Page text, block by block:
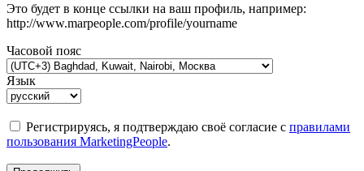
Это будет в конце ссылки на ваш профиль, например:
http://www.marpeople.com/profile/yourname
Часовой пояс
Язык
Регистрируясь, я подтверждаю своё согласие с правилами
пользования MarketingPeople.